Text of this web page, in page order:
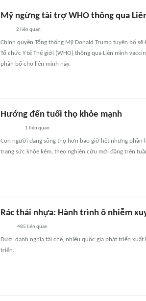
Mỹ ngừng tài trợ WHO thông qua
2 liên quan
Chính quyền Tổng thống Mỹ Donald Trump tuyên bố
Tổ chức Y tế Thế giới (WHO) thông qua Liên minh
phân bổ cho liên minh này.
Hướng đến tuổi thọ khỏe mạnh
1 liên quan
Con người đang sống thọ hơn bao giờ hết nhưng
trạng sức khỏe kém, theo nghiên cứu mới đăng trên
Rác thải nhựa: Hành trình ô nhiễm
485 liên quan
Dưới danh nghĩa tái chế, nhiều quốc gia phát triển
triển.